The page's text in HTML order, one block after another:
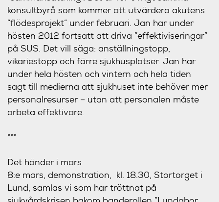
konsultbyrå som kommer att utvärdera akutens
”flödesprojekt” under februari. Jan har under
hösten 2012 fortsatt att driva ”effektiviseringar”
på SUS. Det vill säga: anställningstopp,
vikariestopp och färre sjukhusplatser. Jan har
under hela hösten och vintern och hela tiden
sagt till medierna att sjukhuset inte behöver mer
personalresurser – utan att personalen måste
arbeta effektivare.
***
Det händer i mars
8:e mars, demonstration, kl. 18.30, Stortorget i
Lund, samlas vi som har tröttnat på